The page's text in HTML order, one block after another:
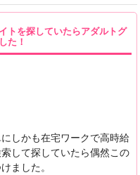
トを探していたらアダルトグ
た！
しかも在宅ワークで高時給
して探していたら偶然この
ました。